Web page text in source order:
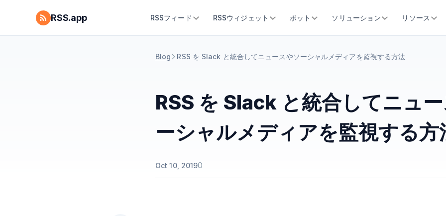
RSS.app RSSフィード RSSウィジェット ボット ソリューション リソース
Blog RSS を Slack と統合してニュースやソーシャルメディアを監視する方法
RSS を Slack と統合してニュ
ーシャルメディアを監視する方
Oct 10, 20190